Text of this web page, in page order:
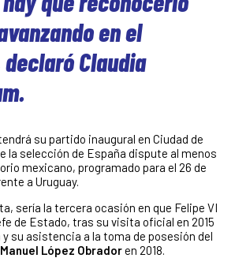
en el
Claudia
su partido inaugural en Ciudad de
la selección de España dispute al menos
mexicano, programado para el 26 de
a Uruguay.
sería la tercera ocasión en que Felipe VI
de Estado, tras su visita oficial en 2015
su asistencia a la toma de posesión del
López Obradoren 2018.